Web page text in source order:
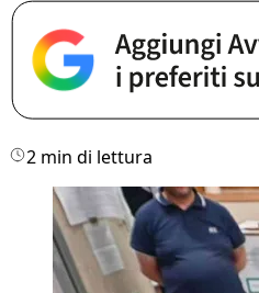
2 min di lettura